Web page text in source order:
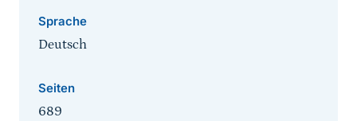
Sprache
Deutsch
Seiten
689